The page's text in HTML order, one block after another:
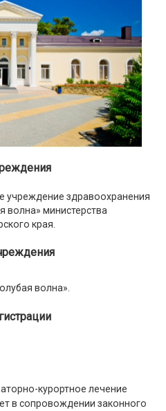
учреждение здравоохранения
волна» министерства
края.
волна».
курортное лечение
в сопровождении законного